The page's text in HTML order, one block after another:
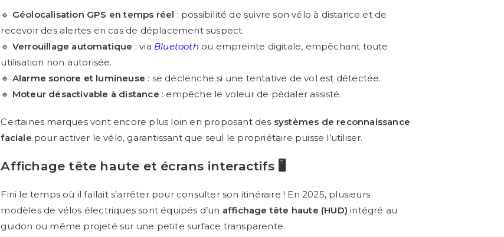
🔹 Géolocalisation GPS en temps réel : possibilité de suivre son vélo à distance et de
recevoir des alertes en cas de déplacement suspect.
🔹 Verrouillage automatique : via Bluetooth ou empreinte digitale, empêchant toute
utilisation non autorisée.
🔹 Alarme sonore et lumineuse : se déclenche si une tentative de vol est détectée.
🔹 Moteur désactivable à distance : empêche le voleur de pédaler assisté.
Certaines marques vont encore plus loin en proposant des systèmes de reconnaissance
faciale pour activer le vélo, garantissant que seul le propriétaire puisse l’utiliser.
Affichage tête haute et écrans interactifs 🖥️
Fini le temps où il fallait s’arrêter pour consulter son itinéraire ! En 2025, plusieurs
modèles de vélos électriques sont équipés d’un affichage tête haute (HUD) intégré au
guidon ou même projeté sur une petite surface transparente.